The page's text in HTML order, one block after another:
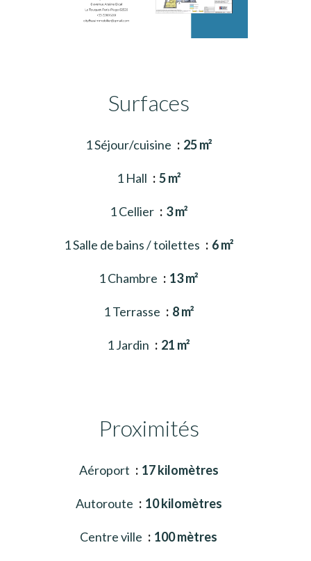
Surfaces
1 Séjour/cuisine 25 m²
1 Hall 5 m²
1 Cellier 3 m²
1 Salle de bains / toilettes 6 m²
1 Chambre 13 m²
1 Terrasse 8 m²
1 Jardin 21 m²
Proximités
Aéroport 17 kilomètres
Autoroute 10 kilomètres
Centre ville 100 mètres